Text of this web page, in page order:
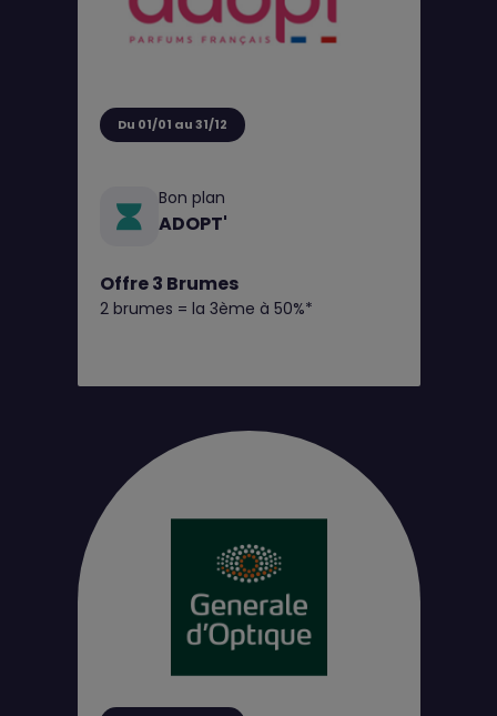
Du 01/01 au 31/12
Bon plan
ADOPT'
Offre 3 Brumes
2 brumes = la 3ème à 50%*